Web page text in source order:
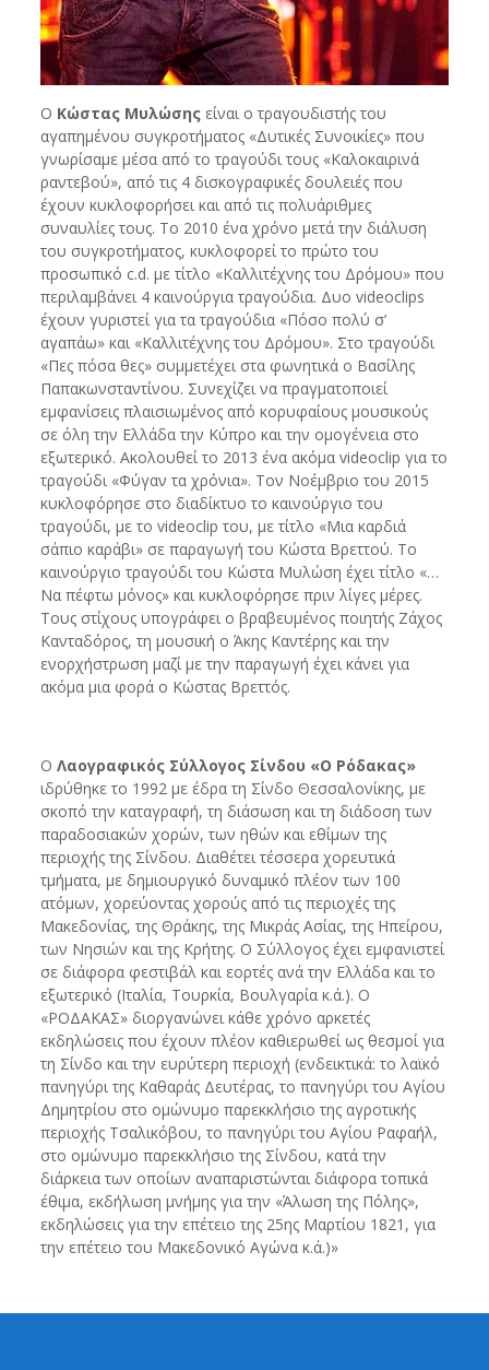
Ο Κώστας Μυλώσηςείναι ο τραγουδιστής του
αγαπημένου συγκροτήματος «Δυτικές Συνοικίες» που
γνωρίσαμε μέσα από το τραγούδι τους «Καλοκαιρινά
ραντεβού», από τις 4 δισκογραφικές δουλειές που
έχουν κυκλοφορήσει και από τις πολυάριθμες
συναυλίες τους. Το 2010 ένα χρόνο μετά την διάλυση
του συγκροτήματος, κυκλοφορεί το πρώτο του
προσωπικό c.d. με τίτλο «Καλλιτέχνης του Δρόμου» που
περιλαμβάνει 4 καινούργια τραγούδια. Δυο videoclips
έχουν γυριστεί για τα τραγούδια «Πόσο πολύ σ’
αγαπάω» και «Καλλιτέχνης του Δρόμου». Στο τραγούδι
«Πες πόσα θες» συμμετέχει στα φωνητικά ο Βασίλης
Παπακωνσταντίνου. Συνεχίζει να πραγματοποιεί
εμφανίσεις πλαισιωμένος από κορυφαίους μουσικούς
σε όλη την Ελλάδα την Κύπρο και την ομογένεια στο
εξωτερικό. Ακολουθεί το 2013 ένα ακόμα videoclip για το
τραγούδι «Φύγαν τα χρόνια». Τον Νοέμβριο του 2015
κυκλοφόρησε στο διαδίκτυο το καινούργιο του
τραγούδι, με το videoclip του, με τίτλο «Μια καρδιά
σάπιο καράβι» σε παραγωγή του Κώστα Βρεττού. Το
καινούργιο τραγούδι του Κώστα Μυλώση έχει τίτλο «…
Να πέφτω μόνος» και κυκλοφόρησε πριν λίγες μέρες.
Τους στίχους υπογράφει ο βραβευμένος ποιητής Ζάχος
Κανταδόρος, τη μουσική ο Άκης Καντέρης και την
ενορχήστρωση μαζί με την παραγωγή έχει κάνει για
ακόμα μια φορά ο Κώστας Βρεττός.
Ο Λαογραφικός Σύλλογος Σίνδου «Ο Ρόδακας»
ιδρύθηκε το 1992 με έδρα τη Σίνδο Θεσσαλονίκης, με
σκοπό την καταγραφή, τη διάσωση και τη διάδοση των
παραδοσιακών χορών, των ηθών και εθίμων της
περιοχής της Σίνδου. Διαθέτει τέσσερα χορευτικά
τμήματα, με δημιουργικό δυναμικό πλέον των 100
ατόμων, χορεύοντας χορούς από τις περιοχές της
Μακεδονίας, της Θράκης, της Μικράς Ασίας, της Ηπείρου,
των Νησιών και της Κρήτης. Ο Σύλλογος έχει εμφανιστεί
σε διάφορα φεστιβάλ και εορτές ανά την Ελλάδα και το
εξωτερικό (Ιταλία, Τουρκία, Βουλγαρία κ.ά.). Ο
«ΡΟΔΑΚΑΣ» διοργανώνει κάθε χρόνο αρκετές
εκδηλώσεις που έχουν πλέον καθιερωθεί ως θεσμοί για
τη Σίνδο και την ευρύτερη περιοχή (ενδεικτικά: το λαϊκό
πανηγύρι της Καθαράς Δευτέρας, το πανηγύρι του Αγίου
Δημητρίου στο ομώνυμο παρεκκλήσιο της αγροτικής
περιοχής Τσαλικόβου, το πανηγύρι του Αγίου Ραφαήλ,
στο ομώνυμο παρεκκλήσιο της Σίνδου, κατά την
διάρκεια των οποίων αναπαριστώνται διάφορα τοπικά
έθιμα, εκδήλωση μνήμης για την «Άλωση της Πόλης»,
εκδηλώσεις για την επέτειο της 25ης Μαρτίου 1821, για
την επέτειο του Μακεδονικό Αγώνα κ.ά.)»